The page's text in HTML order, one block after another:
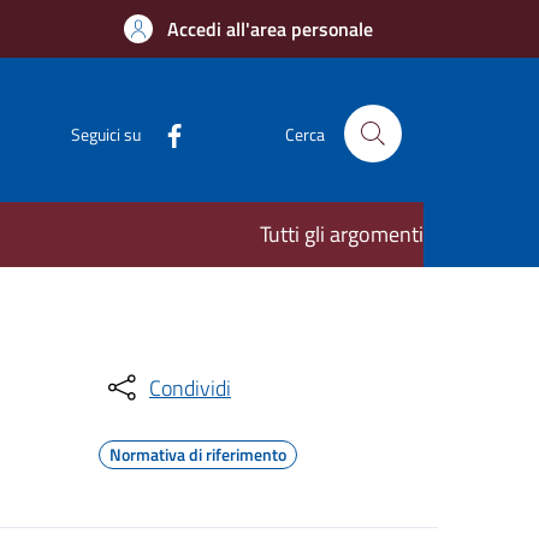
Accedi all'area personale
Seguici su Cerca
Tutti gli argomenti
Condividi
Normativa di riferimento